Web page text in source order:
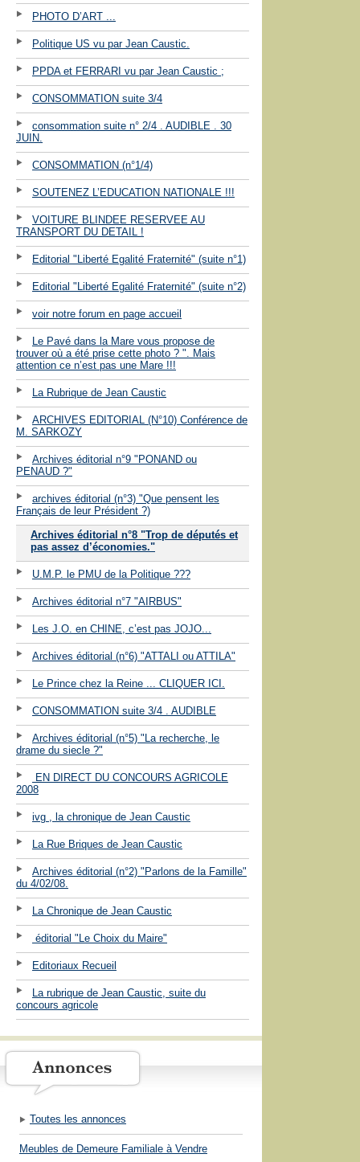
PHOTO D’ART ...
Politique US vu par Jean Caustic.
PPDA et FERRARI vu par Jean Caustic ;
CONSOMMATION suite 3/4
consommation suite n° 2/4 . AUDIBLE . 30
JUIN.
CONSOMMATION (n°1/4)
SOUTENEZ L’EDUCATION NATIONALE !!!
VOITURE BLINDEE RESERVEE AU
TRANSPORT DU DETAIL !
Editorial "Liberté Egalité Fraternité" (suite n°1)
Editorial "Liberté Egalité Fraternité" (suite n°2)
voir notre forum en page accueil
Le Pavé dans la Mare vous propose de
trouver où a été prise cette photo ? ". Mais
attention ce n’est pas une Mare !!!
La Rubrique de Jean Caustic
ARCHIVES EDITORIAL (N°10) Conférence de
M. SARKOZY
Archives éditorial n°9 "PONAND ou
PENAUD ?"
archives éditorial (n°3) "Que pensent les
Français de leur Président ?)
Archives éditorial n°8 "Trop de députés et
pas assez d’économies."
U.M.P. le PMU de la Politique ???
Archives éditorial n°7 "AIRBUS"
Les J.O. en CHINE, c’est pas JOJO...
Archives éditorial (n°6) "ATTALI ou ATTILA"
Le Prince chez la Reine ... CLIQUER ICI.
CONSOMMATION suite 3/4 . AUDIBLE
Archives éditorial (n°5) "La recherche, le
drame du siecle ?"
EN DIRECT DU CONCOURS AGRICOLE
2008
ivg , la chronique de Jean Caustic
La Rue Briques de Jean Caustic
Archives éditorial (n°2) "Parlons de la Famille"
du 4/02/08.
La Chronique de Jean Caustic
éditorial "Le Choix du Maire"
Editoriaux Recueil
La rubrique de Jean Caustic, suite du
concours agricole
Toutes les annonces
Meubles de Demeure Familiale à Vendre